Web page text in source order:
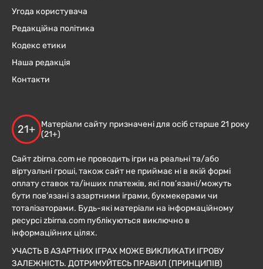
Угода користувача
Редакційна політика
Кодекс етики
Наша редакція
Контакти
21+
Матеріали сайту призначені для осіб старше 21 року
(21+)
Сайт zbirna.com не проводить ігри на реальні та/або
віртуальні гроші, також сайт не приймає ні в якій формі
оплату ставок та/інших платежів, які пов’язані/можуть
бути пов’язані з азартними іграми, букмекерами чи
тоталізаторами. Будь-які матеріали на інформаційному
ресурсі zbirna.com публікуються виключно в
інформаційних цілях.
УЧАСТЬ В АЗАРТНИХ ІГРАХ МОЖЕ ВИКЛИКАТИ ІГРОВУ
ЗАЛЕЖНІСТЬ. ДОТРИМУЙТЕСЬ ПРАВИЛ (ПРИНЦИПІВ)